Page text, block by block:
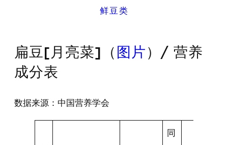
鲜豆类
扁豆[月亮菜]（ 图片 ）/ 营养
成分表
数据来源：中国营养学会
同